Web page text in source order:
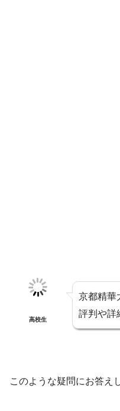
高校生
京都精
評判や詳
このような疑問にお答え